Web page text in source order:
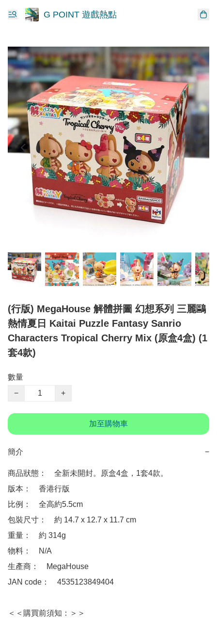
G POINT 遊戲熱點
(行版) MegaHouse 解體拼圖 幻想系列 三麗鷗
熱情夏日 Kaitai Puzzle Fantasy Sanrio
Characters Tropical Cherry Mix (原盒4盒) (1
套4款)
數量
−
+
加至購物車
簡介 −
商品狀態：　全新未開封。原盒4盒，1套4款。
版本：　香港行版
比例：　全高約5.5cm
包裝尺寸：　約 14.7 x 12.7 x 11.7 cm
重量：　約 314g
物料：　N/A
生產商：　MegaHouse
JAN code：　4535123849404
＜＜購買前須知：＞＞